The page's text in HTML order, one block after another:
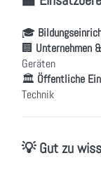
🎓
🏢 Unternehmen
Geräten
🏛 Öffentliche
Technik
💡 Gut zu